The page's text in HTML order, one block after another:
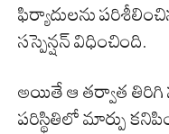
ఫిర్యాదులను
సస్పెన్షన్ విధించింది.
అయితే ఆ తర్వాత తిరిగి
పరిస్థితిలో మార్పు